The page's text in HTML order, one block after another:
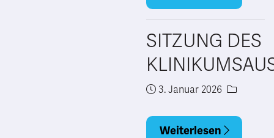
SITZUNG DES
3. Januar 2026
Weiterlesen